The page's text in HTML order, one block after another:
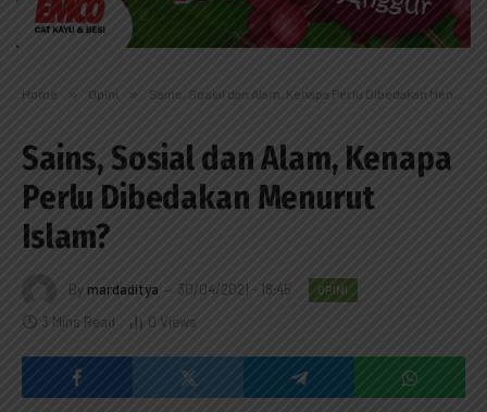
Home » Opini » Sains, Sosial dan Alam, Kenapa Perlu Dibedakan Menurut Islam?
Sains, Sosial dan Alam, Kenapa
Perlu Dibedakan Menurut
Islam?
By mardaditya 30/04/2021 - 18:45 OPINI
3 Mins Read 0 Views